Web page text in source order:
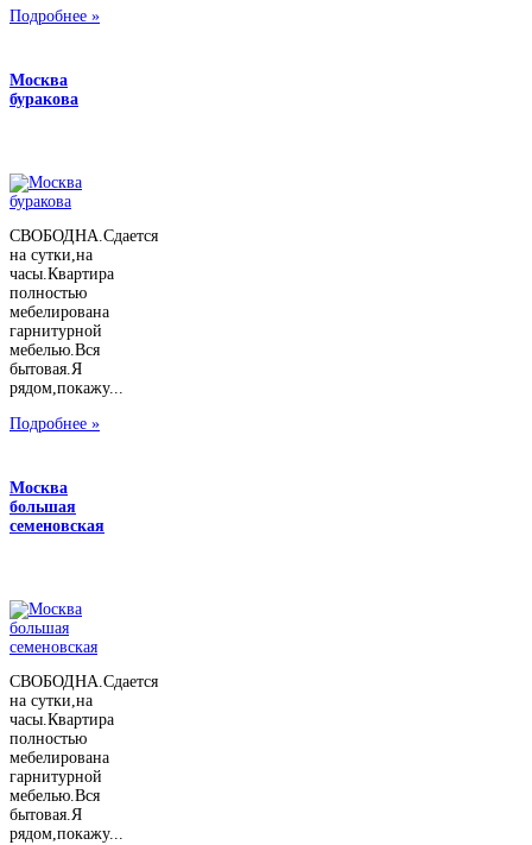
Подробнее »
Москва
буракова
СВОБОДНА.Сдается
на сутки,на
часы.Квартира
полностью
мебелирована
гарнитурной
мебелью.Вся
бытовая.Я
рядом,покажу...
Подробнее »
Москва
большая
семеновская
СВОБОДНА.Сдается
на сутки,на
часы.Квартира
полностью
мебелирована
гарнитурной
мебелью.Вся
бытовая.Я
рядом,покажу...